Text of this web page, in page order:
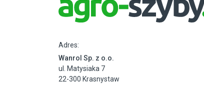
Adres:
Wanrol Sp. z o.o.
ul. Matysiaka 7
22-300 Krasnystaw